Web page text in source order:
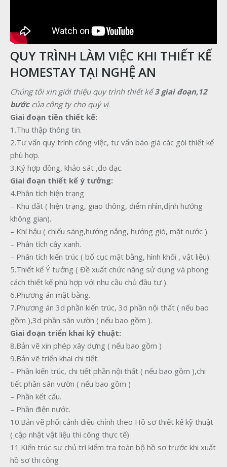
QUY TRÌNH LÀM VIỆC KHI THIẾT KẾ
HOMESTAY TẠI NGHỆ AN
Chúng tôi xin giới thiệu quy trình thiết kế 3 giai đoạn,12
bước của công ty cho quý vị.
Giai đoạn tiền thiết kế:
1.Thu thập thông tin.
2.Tư vấn quy trình công việc, tư vấn báo giá các gói thiết kế
phù hợp.
3.Ký hợp đồng, khảo sát ,đo đạc.
Giai đoạn thiết kế ý tưởng:
4.Phân tích hiện trạng
– Khu đất ( hiện trạng, giao thông, điểm nhìn,định hướng
không gian).
– Khí hậu ( chiếu sáng,hướng nắng, hướng gió, mặt nước ).
– Phân tích cây xanh.
– Phân tích kiến trúc ( bố cục mặt bằng, hình khối , vật liệu).
5.Thiết kế Ý tưởng ( Đề xuất chức năng sử dụng và phong
cách thiết kế phù hợp với nhu cầu chủ đầu tư ).
6.Phương án mặt bằng.
7.Phương án 3d phần kiến trúc, 3d phần nội thất ( nếu bao
gồm ),3d phần sân vườn ( nếu bao gồm ).
Giai đoạn triển khai kỹ thuật:
8.Bản vẽ xin phép xây dựng ( nếu bao gồm )
9.Bản vẽ triển khai chi tiết:
– Phần kiến trúc, chi tiết phần nội thất ( nếu bao gồm ),chi
tiết phần sân vườn ( nếu bao gồm )
– Phần kết cấu.
– Phần điện nước.
10.Bản vẽ phối cảnh điều chỉnh theo Hồ sơ thiết kế kỹ thuật
( cập nhật vật liệu thi công thực tế)
11.Kiến trúc sư chủ trì kiểm tra toàn bộ hồ sơ trước khi xuất
hồ sơ thi công